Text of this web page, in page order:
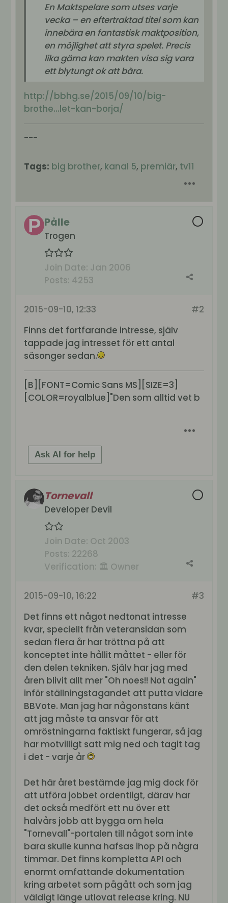
En Maktspelare som utses varje
vecka – en eftertraktad titel som kan
innebära en fantastisk maktposition,
en möjlighet att styra spelet. Precis
lika gärna kan makten visa sig vara
ett blytungt ok att bära.
http://bbhg.se/2015/09/10/big-
brothe...let-kan-borja/
---
Tags: big brother, kanal 5, premiär, tv11
Pålle
Trogen
Join Date: Jan 2006
Posts: 4253
#2
2015-09-10, 12:33
Finns det fortfarande intresse, själv
tappade jag intresset för ett antal
säsonger sedan.
[B][FONT=Comic Sans MS][SIZE=3]
[COLOR=royalblue]"Den som alltid vet b
Ask AI for help
Tornevall
Developer Devil
Join Date: Oct 2003
Posts: 22268
Verification: 🏛️ Owner
#3
2015-09-10, 16:22
Det finns ett något nedtonat intresse
kvar, speciellt från veteransidan som
sedan flera år har tröttna på att
konceptet inte hållit måttet - eller för
den delen tekniken. Själv har jag med
åren blivit allt mer "Oh noes!! Not again"
inför ställningstagandet att putta vidare
BBVote. Man jag har någonstans känt
att jag måste ta ansvar för att
omröstningarna faktiskt fungerar, så jag
har motvilligt satt mig ned och tagit tag
i det - varje år
Det här året bestämde jag mig dock för
att utföra jobbet ordentligt, därav har
det också medfört ett nu över ett
halvårs jobb att bygga om hela
"Tornevall"-portalen till något som inte
bara skulle kunna hafsas ihop på några
timmar. Det finns kompletta API och
enormt omfattande dokumentation
kring arbetet som pågått och som jag
väldigt länge utlovat release kring. NU